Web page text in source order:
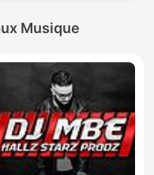
Musique